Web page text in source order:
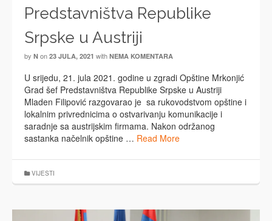
Predstavništva Republike
Srpske u Austriji
by N on 23 JULA, 2021 with NEMA KOMENTARA
U srijedu, 21. jula 2021. godine u zgradi Opštine Mrkonjić
Grad šef Predstavništva Republike Srpske u Austriji
Mladen Filipović razgovarao je sa rukovodstvom opštine i
lokalnim privrednicima o ostvarivanju komunikacije i
saradnje sa austrijskim firmama. Nakon održanog
sastanka načelnik opštine … Read More
VIJESTI